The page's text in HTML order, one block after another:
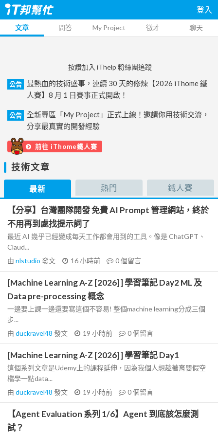
登入
文章 問答 My Project 徵才 聊天
按讚加入 iThelp 粉絲團追蹤
公告
最熱血的技術盛事，連續 30 天的修煉【2026 iThome 鐵
人賽】8 月 1 日賽事正式開啟！
公告
全新專區「My Project」正式上線！邀請你用技術交流，
分享最真實的開發經驗
前往 iThome鐵人賽
技術文章
最新 熱門 鐵人賽
【分享】台灣團隊開發 免費 AI Prompt 管理網站，終於
不用再到處找提示詞了
最近 AI 幾乎已經變成每天工作都會用到的工具。像是 ChatGPT、
Claud...
由 nlstudio 發文 16 小時前 0個留言
[Machine Learning A-Z [2026] ] 學習筆記 Day2 ML 及
Data pre-processing 概念
一邊要上課一邊還要寫這個不容易! 整個machine learning分成三個
步...
由 duckravel48 發文 19 小時前 0個留言
[Machine Learning A-Z [2026] ] 學習筆記 Day1
這個系列文章是Udemy上的課程延伸，因為我個人想趁著育嬰假空
檔學一點data...
由 duckravel48 發文 19 小時前 0個留言
【Agent Evaluation 系列 1/6】Agent 到底該怎麼測
試？